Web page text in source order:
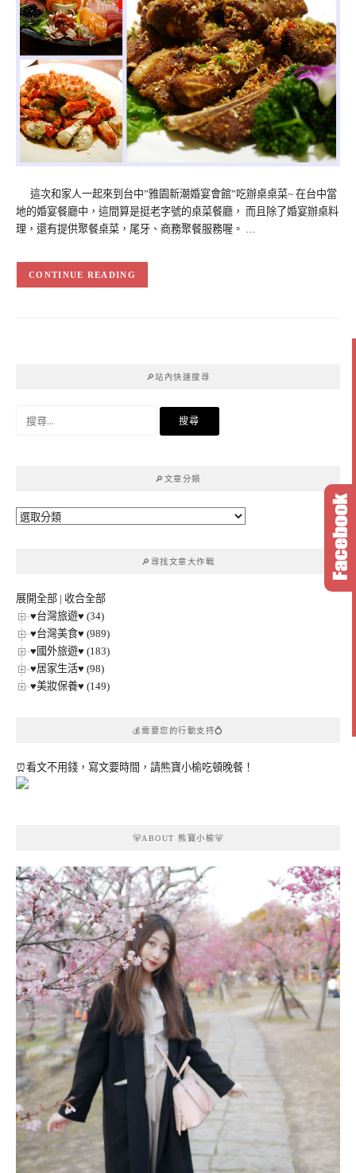
這次和家人一起來到台中”雅園新潮婚宴會館”吃辦桌桌菜~ 在台中當
地的婚宴餐廳中，這間算是挺老字號的桌菜餐廳， 而且除了婚宴辦桌料
理，還有提供聚餐桌菜，尾牙、商務聚餐服務喔。 …
CONTINUE READING
🔎站內快速搜尋
🔎文章分類
🔎
🔎尋找文章大作戰
展開全部 | 收合全部
♥台灣旅遊♥ (34)
♥台灣美食♥ (989)
♥國外旅遊♥ (183)
♥居家生活♥ (98)
♥美妝保養♥ (149)
💰需要您的行動支持💍
⏰看文不用錢，寫文要時間，請熊寶小榆吃頓晚餐！
🐻ABOUT 熊寶小榆🐻